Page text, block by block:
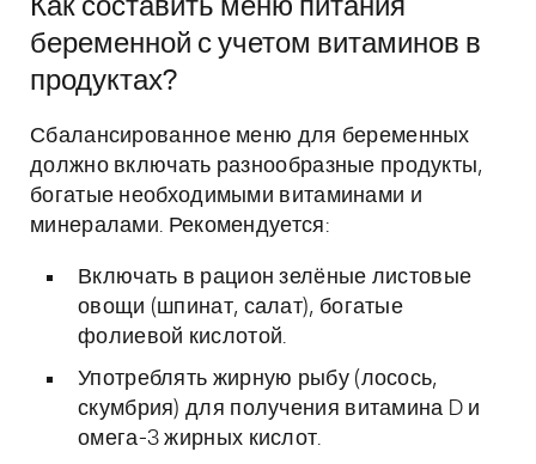
Как составить меню питания
беременной с учетом витаминов в
продуктах?
Сбалансированное меню для беременных
должно включать разнообразные продукты,
богатые необходимыми витаминами и
минералами. Рекомендуется:
Включать в рацион зелёные листовые
овощи (шпинат, салат), богатые
фолиевой кислотой.
Употреблять жирную рыбу (лосось,
скумбрия) для получения витамина D и
омега-3 жирных кислот.